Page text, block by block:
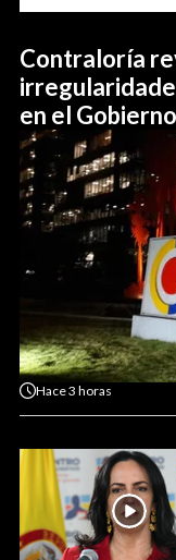
Contraloría
en el
Hace3 horas